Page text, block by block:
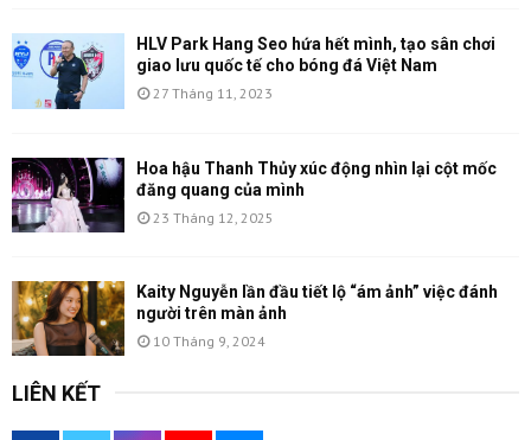
HLV Park Hang Seo hứa hết mình, tạo sân chơi
giao lưu quốc tế cho bóng đá Việt Nam
27 Tháng 11, 2023
Hoa hậu Thanh Thủy xúc động nhìn lại cột mốc
đăng quang của mình
23 Tháng 12, 2025
Kaity Nguyễn lần đầu tiết lộ “ám ảnh” việc đánh
người trên màn ảnh
10 Tháng 9, 2024
LIÊN KẾT